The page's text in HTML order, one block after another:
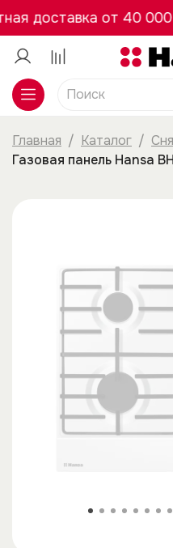
доставка от 40
Главная Каталог
Газовая панель Hansa